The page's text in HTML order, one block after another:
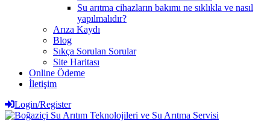
Su arıtma cihazların bakımı ne sıklıkla ve nasıl
yapılmalıdır?
Arıza Kaydı
Blog
Sıkça Sorulan Sorular
Site Haritası
Online Ödeme
İletişim
Login/Register